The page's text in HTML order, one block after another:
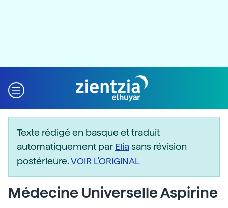
Texte rédigé en basque et traduit
automatiquement parEliasans révision
postérieure.VOIR L'ORIGINAL
Médecine Universelle Aspirine